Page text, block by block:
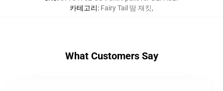
카테고리: Fairy Tail 땀 재킷,
What Customers Say